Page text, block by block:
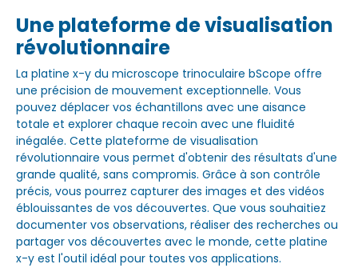
Une plateforme de visualisation
révolutionnaire
La platine x-y du microscope trinoculaire bScope offre
une précision de mouvement exceptionnelle. Vous
pouvez déplacer vos échantillons avec une aisance
totale et explorer chaque recoin avec une fluidité
inégalée. Cette plateforme de visualisation
révolutionnaire vous permet d'obtenir des résultats d'une
grande qualité, sans compromis. Grâce à son contrôle
précis, vous pourrez capturer des images et des vidéos
éblouissantes de vos découvertes. Que vous souhaitiez
documenter vos observations, réaliser des recherches ou
partager vos découvertes avec le monde, cette platine
x-y est l'outil idéal pour toutes vos applications.